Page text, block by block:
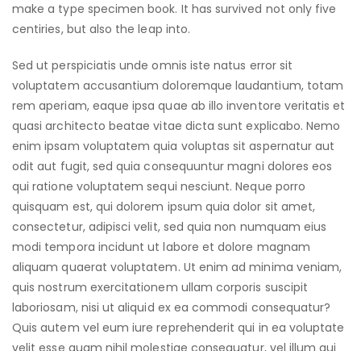
make a type specimen book. It has survived not only five
centiries, but also the leap into.
Sed ut perspiciatis unde omnis iste natus error sit
voluptatem accusantium doloremque laudantium, totam
rem aperiam, eaque ipsa quae ab illo inventore veritatis et
quasi architecto beatae vitae dicta sunt explicabo. Nemo
enim ipsam voluptatem quia voluptas sit aspernatur aut
odit aut fugit, sed quia consequuntur magni dolores eos
qui ratione voluptatem sequi nesciunt. Neque porro
quisquam est, qui dolorem ipsum quia dolor sit amet,
consectetur, adipisci velit, sed quia non numquam eius
modi tempora incidunt ut labore et dolore magnam
aliquam quaerat voluptatem. Ut enim ad minima veniam,
quis nostrum exercitationem ullam corporis suscipit
laboriosam, nisi ut aliquid ex ea commodi consequatur?
Quis autem vel eum iure reprehenderit qui in ea voluptate